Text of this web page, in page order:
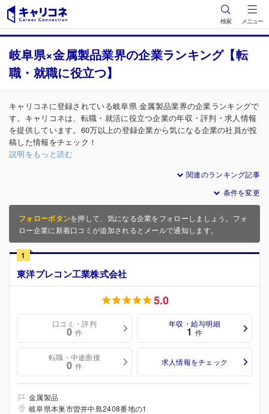
検索 メニュー
岐阜県×金属製品業界の企業ランキング【転
職・就職に役立つ】
キャリコネに登録されている岐阜県 金属製品業界の企業ランキングで
す。キャリコネは、転職・就活に役立つ企業の年収・評判・求人情報
を提供しています。60万以上の登録企業から気になる企業の社員が投
稿した情報をチェック！
説明をもっと読む
関連のランキング記事
条件を変更
フォローボタンを押して、気になる企業をフォローしましょう。フォ
ロー企業に新着口コミが追加されるとメールで通知します。
1
東洋プレコン工業株式会社
5.0
口コミ・評判
0 件
年収・給与明細
1 件
転職・中途面接
0 件 求人情報をチェック
金属製品
岐阜県本巣市曽井中島2408番地の1